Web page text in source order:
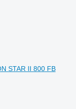
STAR II 800 FB